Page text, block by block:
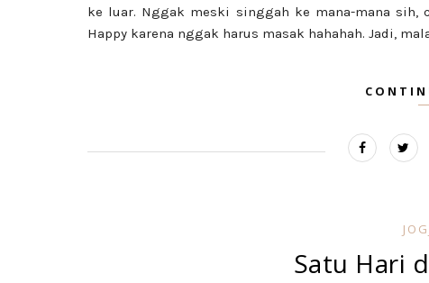
ke luar. Nggak meski singgah ke mana-mana sih,
Happy karena nggak harus masak hahahah. Jadi,
Satu Hari